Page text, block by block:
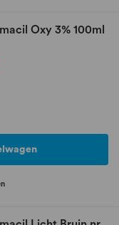
Oxy 3% 100ml